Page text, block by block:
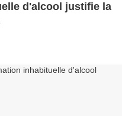
d'alcool justifie la